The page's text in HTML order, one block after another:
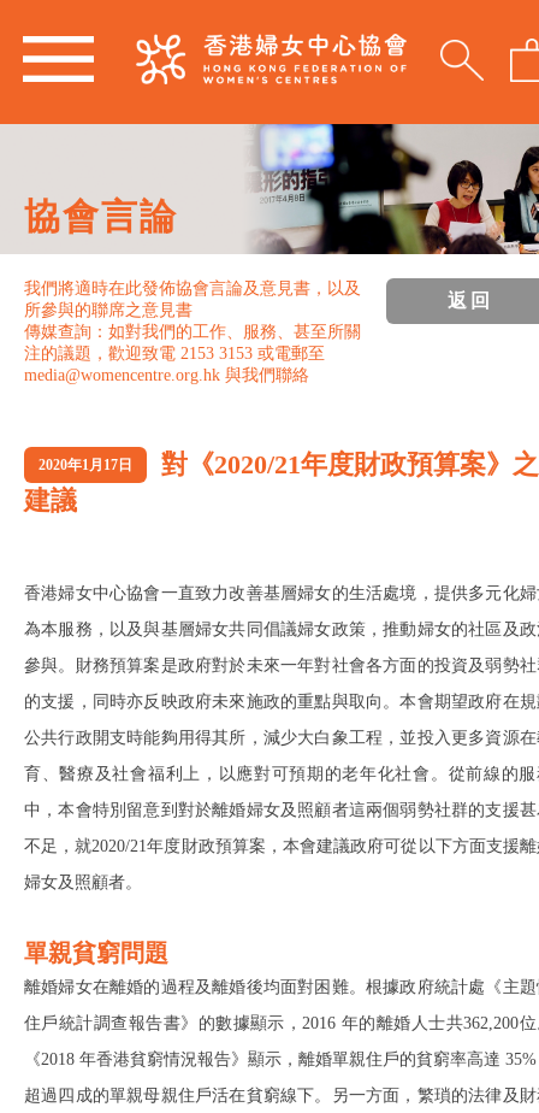
協會言論
我們將適時在此發佈協會言論及意見書，以及
所參與的聯席之意見書
傳媒查詢：如對我們的工作、服務、甚至所關
注的議題，歡迎致電 2153 3153 或電郵至
media@womencentre.org.hk 與我們聯絡
返回
2020年1月17日
對《2020/21年度財政預算案》之
建議
香港婦女中心協會一直致力改善基層婦女的生活處境，提供多元化
為本服務，以及與基層婦女共同倡議婦女政策，推動婦女的社區及
參與。財務預算案是政府對於未來一年對社會各方面的投資及弱勢
的支援，同時亦反映政府未來施政的重點與取向。本會期望政府在
公共行政開支時能夠用得其所，減少大白象工程，並投入更多資源
育、醫療及社會福利上，以應對可預期的老年化社會。從前線的服
中，本會特別留意到對於離婚婦女及照顧者這兩個弱勢社群的支援
不足，就2020/21年度財政預算案，本會建議政府可從以下方面支援
婦女及照顧者。
單親貧窮問題
離婚婦女在離婚的過程及離婚後均面對困難。根據政府統計處《主
住戶統計調查報告書》的數據顯示，2016 年的離婚人士共362,200
《2018 年香港貧窮情況報告》顯示，離婚單親住戶的貧窮率高達
超過四成的單親母親住戶活在貧窮線下。另一方面，繁瑣的法律及